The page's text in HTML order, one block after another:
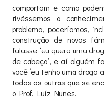
comportam e como
tivéssemos o
problema, poderíamos,
construção de novos
falasse ‘eu quero uma
de cabeça’, e aí alguém
você ‘eu tenho uma droga
todas as outras que se
o Prof. Luíz Nunes.